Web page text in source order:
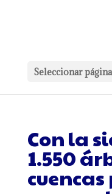
Seleccionar página
Con la
1.550